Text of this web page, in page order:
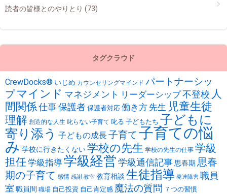
読者の皆様とのやりとり (73)
タグクラウド
CrewDocks®︎ いじめ カウンセリングマインド パートナーシッ
プマインド マネジメント リーダーシップ不登校 人
間関係 仕事保護者 保護者対応 働き方 先生 児童生徒
理解 創造的な人生 叱らない子育て 叱る 子どもたち 子どもに
寄り添う 子どもの成長子育て 子育ての悩
み 学校に行きたくない学校の先生 学校の先生の仕事 学級
担任学級指導学級経営学級通信記事思春期 思春
期の子育て 感情 感謝 教室 教育相談 生徒指導 発達障害 職員
室 職員間 職場 自己投資 自己肯定感 魔法の質問 ７つの習慣